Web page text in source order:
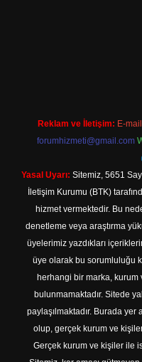
Reklam ve İletişim: E-
forumhizmeti@gmail.com
Yasal Uyarı: Sitemiz, 5651
İletişim Kurumu (BTK)
hizmet vermektedir. Bu
denetleme veya araştırma
üyelerimiz yazdıkları
üye olarak bu sorumluluğu
herhangi bir marka, kurum
bulunmamaktadır. Sitede
paylaşılmaktadır. Burada
olup, gerçek kurum ve
Gerçek kurum ve kişiler ile